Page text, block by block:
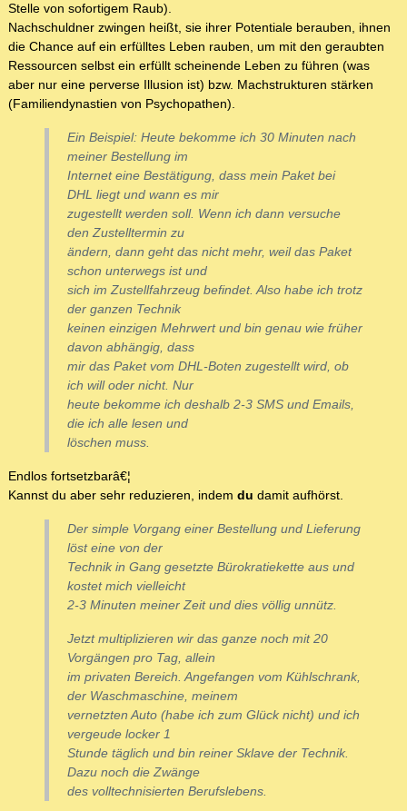
Stelle von sofortigem Raub).
Nachschuldner zwingen heißt, sie ihrer Potentiale berauben, ihnen
die Chance auf ein erfülltes Leben rauben, um mit den geraubten
Ressourcen selbst ein erfüllt scheinende Leben zu führen (was
aber nur eine perverse Illusion ist) bzw. Machstrukturen stärken
(Familiendynastien von Psychopathen).
Ein Beispiel: Heute bekomme ich 30 Minuten nach
meiner Bestellung im
Internet eine Bestätigung, dass mein Paket bei
DHL liegt und wann es mir
zugestellt werden soll. Wenn ich dann versuche
den Zustelltermin zu
ändern, dann geht das nicht mehr, weil das Paket
schon unterwegs ist und
sich im Zustellfahrzeug befindet. Also habe ich trotz
der ganzen Technik
keinen einzigen Mehrwert und bin genau wie früher
davon abhängig, dass
mir das Paket vom DHL-Boten zugestellt wird, ob
ich will oder nicht. Nur
heute bekomme ich deshalb 2-3 SMS und Emails,
die ich alle lesen und
löschen muss.
Endlos fortsetzbarâ€¦
Kannst du aber sehr reduzieren, indem du damit aufhörst.
Der simple Vorgang einer Bestellung und Lieferung
löst eine von der
Technik in Gang gesetzte Bürokratiekette aus und
kostet mich vielleicht
2-3 Minuten meiner Zeit und dies völlig unnütz.
Jetzt multiplizieren wir das ganze noch mit 20
Vorgängen pro Tag, allein
im privaten Bereich. Angefangen vom Kühlschrank,
der Waschmaschine, meinem
vernetzten Auto (habe ich zum Glück nicht) und ich
vergeude locker 1
Stunde täglich und bin reiner Sklave der Technik.
Dazu noch die Zwänge
des volltechnisierten Berufslebens.